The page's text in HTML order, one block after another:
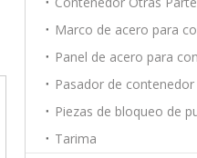
Pasador de contenedor
Piezas de bloqueo de
Tarima